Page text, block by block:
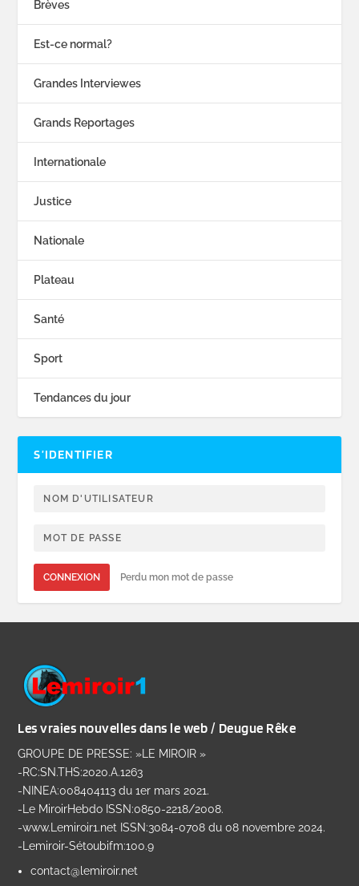
Brèves
Est-ce normal?
Grandes Interviewes
Grands Reportages
Internationale
Justice
Nationale
Plateau
Santé
Sport
Tendances du jour
S’IDENTIFIER
CONNEXION Perdu mon mot de passe
Les vraies nouvelles dans le web / Deugue Rêke
GROUPE DE PRESSE: »LE MIROIR »
-RC:SN.THS:2020.A.1263
-NINEA:008404113 du 1er mars 2021.
-Le MiroirHebdo ISSN:0850-2218/2008.
-www.Lemiroir1.net ISSN:3084-0708 du 08 novembre 2024.
-Lemiroir-Sétoubifm:100.9
contact@lemiroir.net